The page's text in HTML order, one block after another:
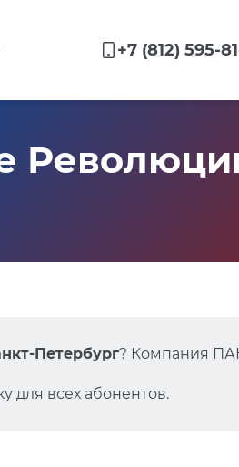
+7 (812) 595-
Петербург? Компания
для всех абонентов.